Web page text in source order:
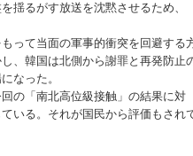
揺るがす放送を沈黙させるため、
って当面の軍事的衝突を回避する
、韓国は北側から謝罪と再発防止
なった。
の「南北高位級接触」の結果に対
いる。それが国民から評価もされ